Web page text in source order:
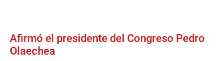
Afirmó el presidente del Congreso Pedro
Olaechea